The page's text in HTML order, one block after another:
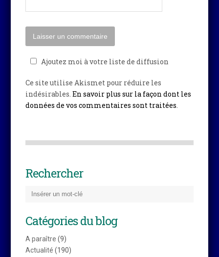
Ajoutez moi à votre liste de diffusion
Ce site utilise Akismet pour réduire les
indésirables.En savoir plus sur la façon dont les
données de vos commentaires sont traitées.
Rechercher
Catégories du blog
A paraître (9)
Actualité (190)